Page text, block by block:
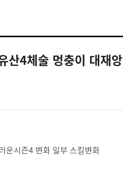
산4체술 멍충이 대재앙
운시즌4 변화 일부 스킬변화